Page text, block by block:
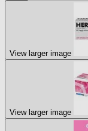
View larger image
View larger image